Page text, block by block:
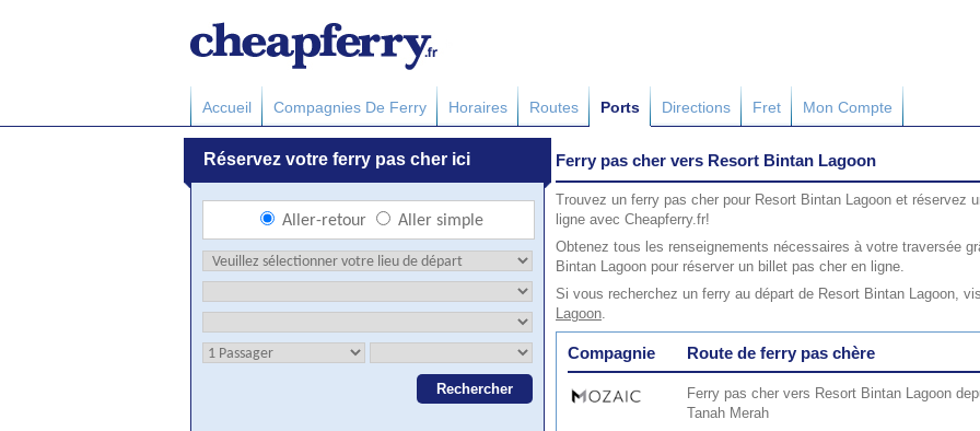
Accueil Compagnies De Ferry Horaires Routes Ports Directions Fret Mon Compte
Ferry pas cher vers Resort Bintan Lagoon
Trouvez un ferry pas cher pour Resort Bintan Lagoon et réservez
ligne avec Cheapferry.fr!
Obtenez tous les renseignements nécessaires à votre traversée
Bintan Lagoon pour réserver un billet pas cher en ligne.
Si vous recherchez un ferry au départ de Resort Bintan Lagoon,
Lagoon.
Compagnie Route de ferry pas chère
Ferry pas cher vers Resort Bintan Lagoon
Tanah Merah